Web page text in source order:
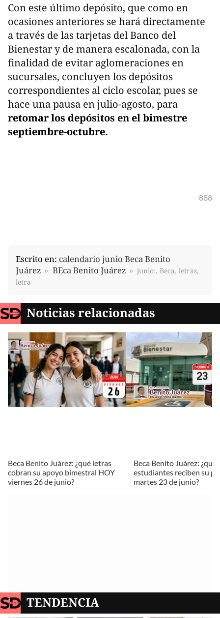
Con este último depósito, que como en
ocasiones anteriores se hará directamente
a través de las tarjetas del Banco del
Bienestar y de manera escalonada, con la
finalidad de evitar aglomeraciones en
sucursales, concluyen los depósitos
correspondientes al ciclo escolar, pues se
hace una pausa en julio-agosto, para
retomar los depósitos en el bimestre
septiembre-octubre.
888
Escrito en: calendario junio Beca Benito
Juárez
BEca Benito Juárez
junio:, Beca, letras,
letra
Noticias relacionadas
Beca Benito Juárez: ¿qué letras
cobran su apoyo bimestral HOY
viernes 26 de junio?
Beca Benito Juárez: ¿qué
estudiantes reciben su
martes 23 de junio?
TENDENCIA